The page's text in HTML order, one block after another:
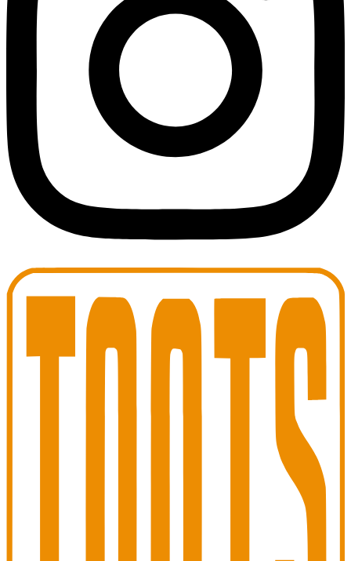
Toots Jazz Club